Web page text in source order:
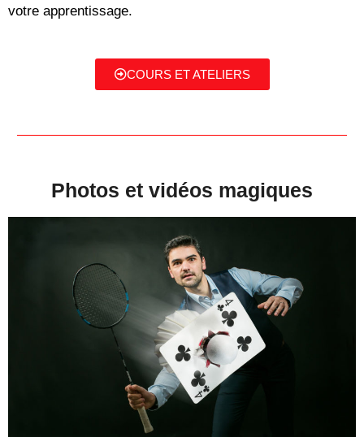
votre apprentissage.
COURS ET ATELIERS
Photos et vidéos magiques